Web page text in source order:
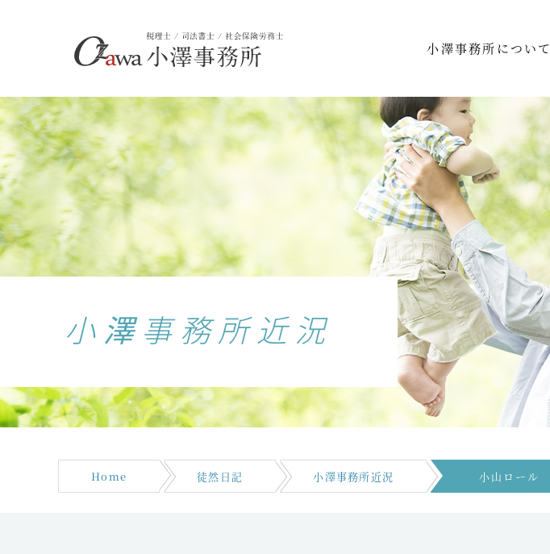
小澤事務所について
小澤事務所近況
Home 徒然日記 小澤事務所近況 小山ロール